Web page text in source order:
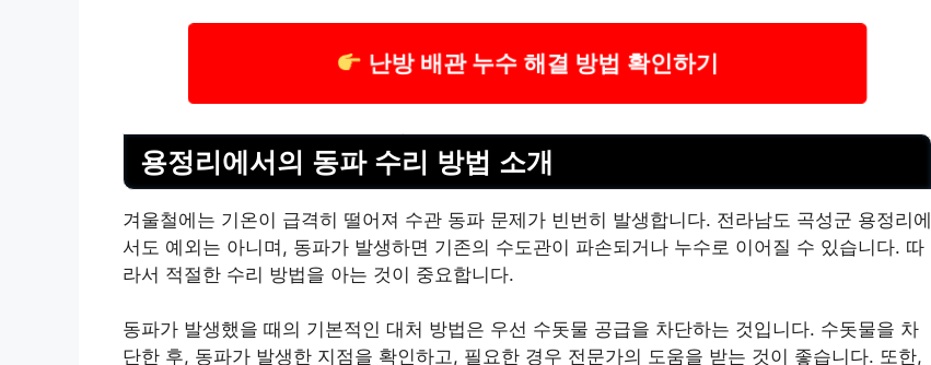
난방 배관 누수 해결 방법 확인하기
용정리에서의 동파 수리 방법 소개
겨울철에는 기온이 급격히 떨어져 수관 동파 문제가 빈번히 발생합니다. 전라남도 곡성군 용정리에
서도 예외는 아니며, 동파가 발생하면 기존의 수도관이 파손되거나 누수로 이어질 수 있습니다. 따
라서 적절한 수리 방법을 아는 것이 중요합니다.
동파가 발생했을 때의 기본적인 대처 방법은 우선 수돗물 공급을 차단하는 것입니다. 수돗물을 차
단한 후, 동파가 발생한 지점을 확인하고, 필요한 경우 전문가의 도움을 받는 것이 좋습니다. 또한,